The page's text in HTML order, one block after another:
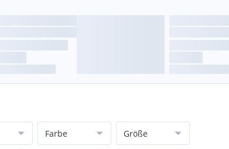
Farbe Größe